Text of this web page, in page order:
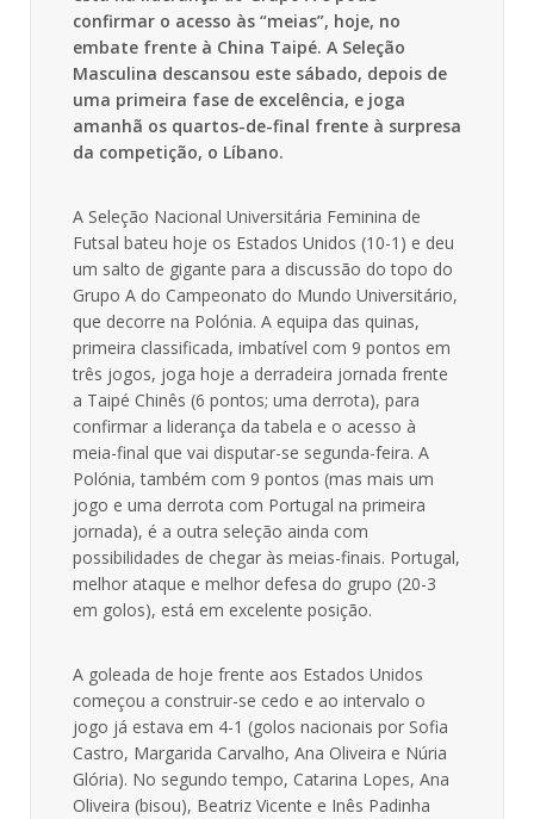
confirmar o acesso às “meias”, hoje, no
embate frente à China Taipé. A Seleção
Masculina descansou este sábado, depois de
uma primeira fase de excelência, e joga
amanhã os quartos-de-final frente à surpresa
da competição, o Líbano.
A Seleção Nacional Universitária Feminina de
Futsal bateu hoje os Estados Unidos (10-1) e deu
um salto de gigante para a discussão do topo do
Grupo A do Campeonato do Mundo Universitário,
que decorre na Polónia. A equipa das quinas,
primeira classificada, imbatível com 9 pontos em
três jogos, joga hoje a derradeira jornada frente
a Taipé Chinês (6 pontos; uma derrota), para
confirmar a liderança da tabela e o acesso à
meia-final que vai disputar-se segunda-feira. A
Polónia, também com 9 pontos (mas mais um
jogo e uma derrota com Portugal na primeira
jornada), é a outra seleção ainda com
possibilidades de chegar às meias-finais. Portugal,
melhor ataque e melhor defesa do grupo (20-3
em golos), está em excelente posição.
A goleada de hoje frente aos Estados Unidos
começou a construir-se cedo e ao intervalo o
jogo já estava em 4-1 (golos nacionais por Sofia
Castro, Margarida Carvalho, Ana Oliveira e Núria
Glória). No segundo tempo, Catarina Lopes, Ana
Oliveira (bisou), Beatriz Vicente e Inês Padinha